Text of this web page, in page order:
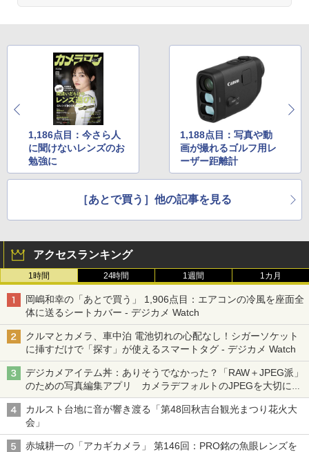
1,186点目：今さら人
に聞けないレンズのお
勉強に
1,188点目：写真や動
画が撮れるゴルフ用レ
ーザー距離計
［あとで買う］他の記事を見る
アクセスランキング
1時間 24時間 1週間 1カ月
岡嶋和幸の「あとで買う」 1,906点目：エアコンの冷風を座面全
体に送るシートカバー - デジカメ Watch
クルマとカメラ、車中泊 電池切れの心配なし！シガーソケット
に挿すだけで「探す」が使えるスマートタグ - デジカメ Watch
デジカメアイテム丼：ありそうでなかった？「RAW＋JPEG派」
のための写真編集アプリ カメラデフォルトのJPEGを大切にす
る「Filmator」
カルスト台地に音が響き渡る「第48回秋吉台観光まつり花火大
会」
赤城耕一の「アカギカメラ」 第146回：PRO銘の魚眼レンズを